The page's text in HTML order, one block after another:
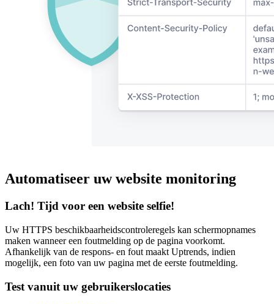
Automatiseer uw website monitoring
Lach! Tijd voor een website selfie!
Uw HTTPS beschikbaarheidscontroleregels kan schermopnames
maken wanneer een foutmelding op de pagina voorkomt.
Afhankelijk van de respons- en fout maakt Uptrends, indien
mogelijk, een foto van uw pagina met de eerste foutmelding.
Test vanuit uw gebruikerslocaties